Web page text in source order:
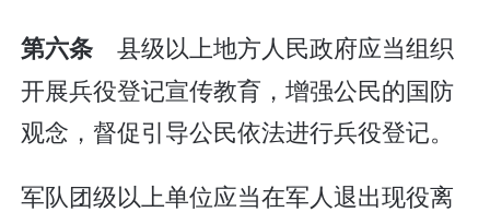
第六条县级以上地方人民政府应当组织
开展兵役登记宣传教育，增强公民的国防
观念，督促引导公民依法进行兵役登记。
军队团级以上单位应当在军人退出现役离